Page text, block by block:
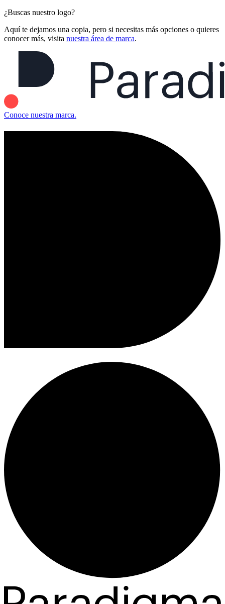
¿Buscas nuestro logo?
Aquí te dejamos una copia, pero si necesitas más opciones o quieres
conocer más, visita nuestra área de marca.
Conoce nuestra marca.